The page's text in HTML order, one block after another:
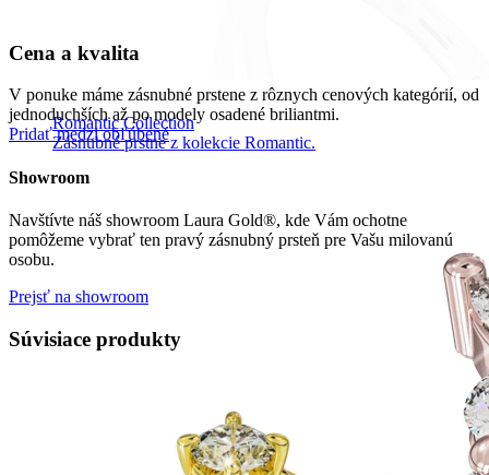
Romantic Collection
Zásnubné prstne z kolekcie Romantic.
Cena a kvalita
V ponuke máme zásnubné prstene z rôznych cenových kategórií, od
jednoduchších až po modely osadené briliantmi.
Pridať medzi obľúbené
Showroom
Navštívte náš showroom Laura Gold®, kde Vám ochotne
pomôžeme vybrať ten pravý zásnubný prsteň pre Vašu milovanú
osobu.
Prejsť na showroom
Súvisiace produkty